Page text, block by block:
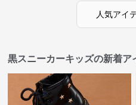
人気アイ
黒スニーカーキッズの新着ア